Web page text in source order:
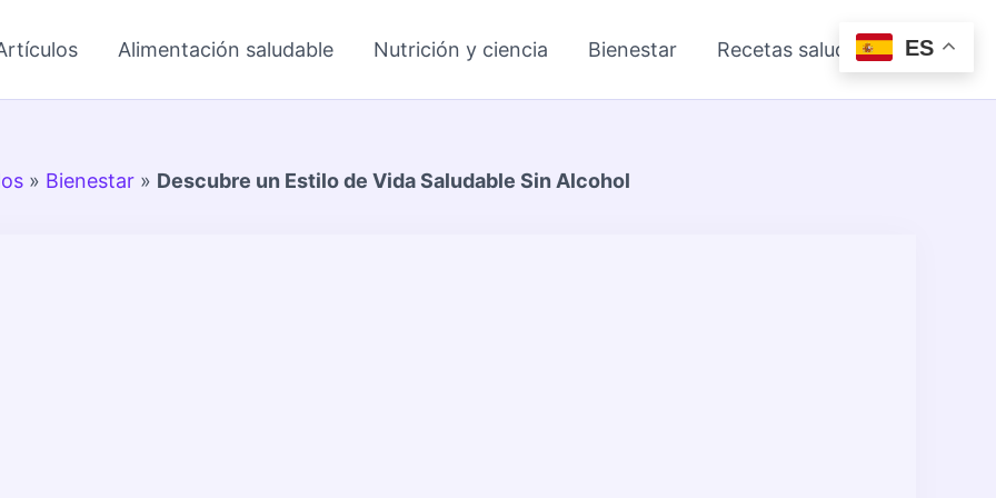
Alimentación saludable Nutrición y ciencia Bienestar Recetas saludables
» Bienestar » Descubre un Estilo de Vida Saludable Sin Alcohol
ES